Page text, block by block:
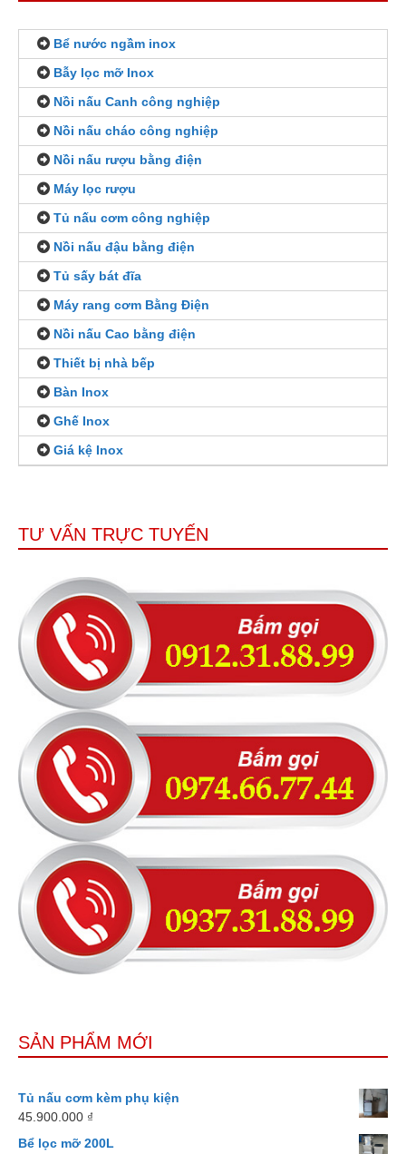
Bể nước ngầm inox
Bẫy lọc mỡ Inox
Nồi nấu Canh công nghiệp
Nồi nấu cháo công nghiệp
Nồi nấu rượu bằng điện
Máy lọc rượu
Tủ nấu cơm công nghiệp
Nồi nấu đậu bằng điện
Tủ sấy bát đĩa
Máy rang cơm Bằng Điện
Nồi nấu Cao bằng điện
Thiết bị nhà bếp
Bàn Inox
Ghế Inox
Giá kệ Inox
TƯ VẤN TRỰC TUYẾN
SẢN PHẨM MỚI
Tủ nấu cơm kèm phụ kiện
45.900.000 ₫
Bể lọc mỡ 200L